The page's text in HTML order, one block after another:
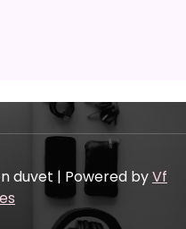
duvet | Powered byVf